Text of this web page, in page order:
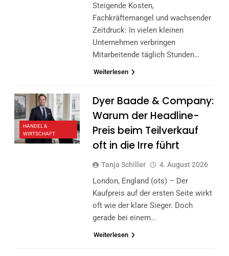
Steigende Kosten,
Fachkräftemangel und wachsender
Zeitdruck: In vielen kleinen
Unternehmen verbringen
Mitarbeitende täglich Stunden…
Weiterlesen
HANDEL &
WIRTSCHAFT
Dyer Baade & Company:
Warum der Headline-
Preis beim Teilverkauf
oft in die Irre führt
Tanja Schiller 4. August 2026
London, England (ots) – Der
Kaufpreis auf der ersten Seite wirkt
oft wie der klare Sieger. Doch
gerade bei einem…
Weiterlesen